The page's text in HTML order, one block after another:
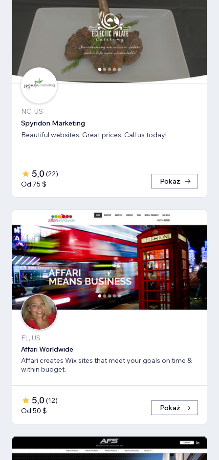
NC, US
Spyridon Marketing
Beautiful websites. Great prices. Call us today!
5,0 (22)
Od 75 $
Pokaż
FL, US
Affari Worldwide
Affari creates Wix sites that meet your goals on time &
within budget.
5,0 (12)
Od 50 $
Pokaż